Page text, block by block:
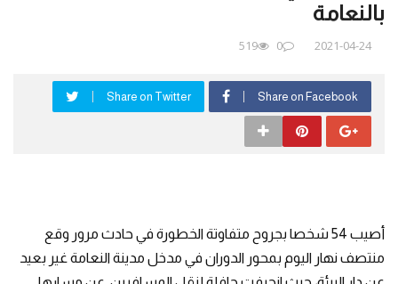
بالنعامة
2021-04-24
0
519
Share on Facebook
Share on Twitter
أصيب 54 شخصا بجروح متفاوتة الخطورة في حادث مرور وقع
منتصف نهار اليوم بمحور الدوران في مدخل مدينة النعامة غير بعيد